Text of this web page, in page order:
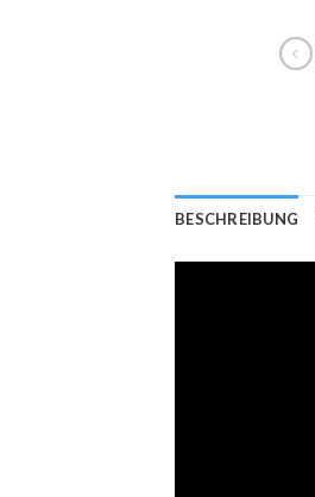
BESCHREIBUNG